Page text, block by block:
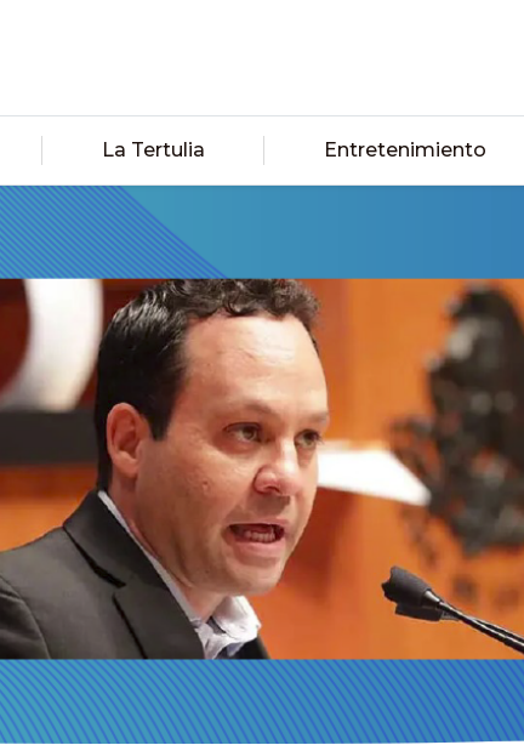
La Tertulia Entretenimiento